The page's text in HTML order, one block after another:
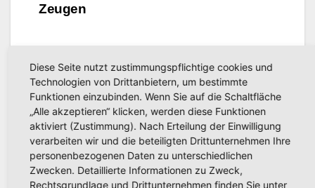
Zeugen
Related Post
POLIZEIBERICHT
Diese Seite nutzt zustimmungspflichtige cookies und
Technologien von Drittanbietern, um bestimmte
Funktionen einzubinden. Wenn Sie auf die Schaltfläche
„Alle akzeptieren“ klicken, werden diese Funktionen
aktiviert (Zustimmung). Nach Erteilung der Einwilligung
verarbeiten wir und die beteiligten Drittunternehmen Ihre
personenbezogenen Daten zu unterschiedlichen
Zwecken. Detaillierte Informationen zu Zweck,
Rechtsgrundlage und Drittunternehmen finden Sie unter